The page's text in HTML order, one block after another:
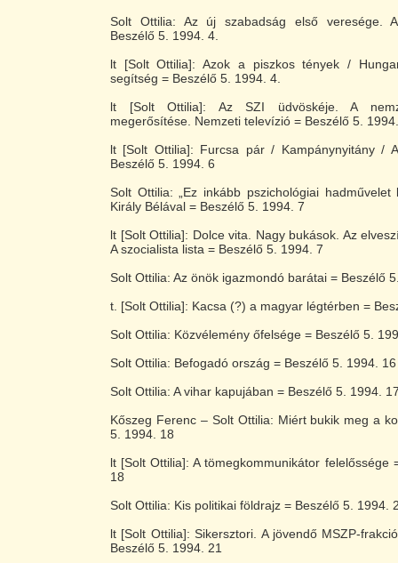
Solt Ottilia: Az új szabadság első veresége.
Beszélő 5. 1994. 4.
lt [Solt Ottilia]: Azok a piszkos tények /
segítség = Beszélő 5. 1994. 4.
lt [Solt Ottilia]: Az SZI üdvöskéje. A
megerősítése. Nemzeti televízió = Beszélő 5.
lt [Solt Ottilia]: Furcsa pár / Kampánynyitány /
Beszélő 5. 1994. 6
Solt Ottilia: „Ez inkább pszichológiai hadművelet
Király Bélával = Beszélő 5. 1994. 7
lt [Solt Ottilia]: Dolce vita. Nagy bukások. Az
A szocialista lista = Beszélő 5. 1994. 7
Solt Ottilia: Az önök igazmondó barátai = Beszélő
t. [Solt Ottilia]: Kacsa (?) a magyar légtérben =
Solt Ottilia: Közvélemény őfelsége = Beszélő 5.
Solt Ottilia: Befogadó ország = Beszélő 5. 1994. 16
Solt Ottilia: A vihar kapujában = Beszélő 5. 1994.
Kőszeg Ferenc – Solt Ottilia: Miért bukik meg a
5. 1994. 18
lt [Solt Ottilia]: A tömegkommunikátor felelőssége
18
Solt Ottilia: Kis politikai földrajz = Beszélő 5. 1994.
lt [Solt Ottilia]: Sikersztori. A jövendő MSZP-
Beszélő 5. 1994. 21